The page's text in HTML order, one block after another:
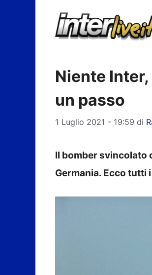
Niente
un passo
1 Luglio 2021 - 19:59 di
Il bomber svincolato
Germania. Ecco tutti